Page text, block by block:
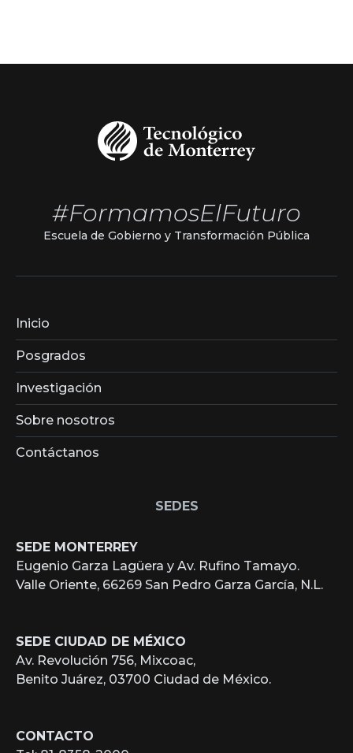
#FormamosElFuturo
Escuela de Gobierno y Transformación Pública
Inicio
Posgrados
Investigación
Sobre nosotros
Contáctanos
SEDES
SEDE MONTERREY
Eugenio Garza Lagüera y Av. Rufino Tamayo.
Valle Oriente, 66269 San Pedro Garza García, N.L.
SEDE CIUDAD DE MÉXICO
Av. Revolución 756, Mixcoac,
Benito Juárez, 03700 Ciudad de México.
CONTACTO